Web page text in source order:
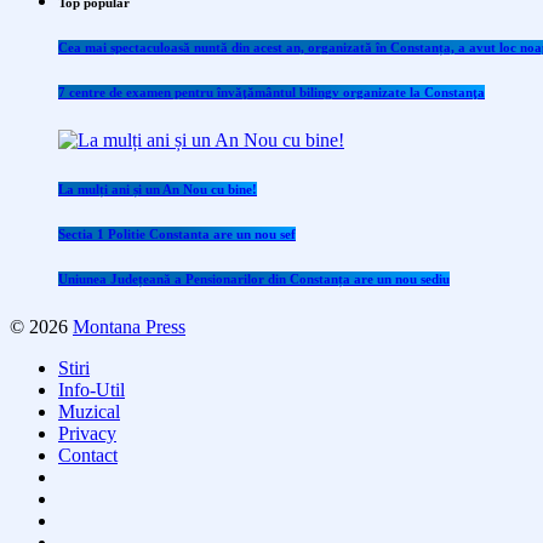
Cea mai spectaculoasă nuntă din acest an, organizată în Constanța, a avut loc
7 centre de examen pentru învăţământul bilingv organizate la Constanţa
La mulți ani și un An Nou cu bine!
Sectia 1 Politie Constanta are un nou sef
Uniunea Județeană a Pensionarilor din Constanța are un nou sediu
© 2026 Montana Press
Stiri
Info-Util
Muzical
Privacy
Contact